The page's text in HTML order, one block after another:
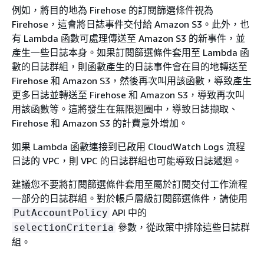
例如，將目的地為 Firehose 的訂閱篩選條件視為
Firehose，這會將日誌事件交付給 Amazon S3。此外，也
有 Lambda 函數可處理傳送至 Amazon S3 的新事件，並
產生一些日誌本身。如果訂閱篩選條件套用至 Lambda 函
數的日誌群組，則函數產生的日誌事件會在目的地轉送至
Firehose 和 Amazon S3，然後再次叫用該函數，導致產生
更多日誌並轉送至 Firehose 和 Amazon S3，導致再次叫
用該函數等。這將發生在無限迴圈中，導致日誌擷取、
Firehose 和 Amazon S3 的計費意外增加。
如果 Lambda 函數連接到已啟用 CloudWatch Logs 流程
日誌的 VPC，則 VPC 的日誌群組也可能導致日誌遞迴。
建議您不要將訂閱篩選條件套用至屬於訂閱交付工作流程
一部分的日誌群組。對於帳戶層級訂閱篩選條件，請使用
PutAccountPolicy API 中的
selectionCriteria 參數，從政策中排除這些日誌群
組。